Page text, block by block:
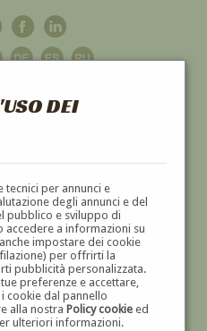
DEI
per annunci e
degli annunci e del
pubblico e sviluppo di
a informazioni su
impostare dei cookie
per offrirti la
pubblicità personalizzata.
preferenze e accettare,
cookie dal pannello
alla nostra Policy cookieed
ulteriori informazioni.
D'ARTE
'800 E '900